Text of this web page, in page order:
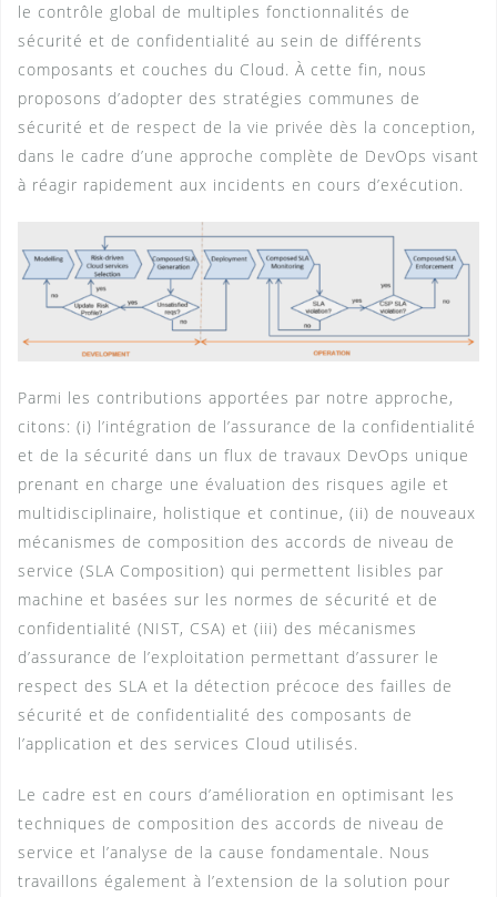
le contrôle global de multiples fonctionnalités de
sécurité et de confidentialité au sein de différents
composants et couches du Cloud. À cette fin, nous
proposons d’adopter des stratégies communes de
sécurité et de respect de la vie privée dès la conception,
dans le cadre d’une approche complète de DevOps visant
à réagir rapidement aux incidents en cours d’exécution.
Parmi les contributions apportées par notre approche,
citons: (i) l’intégration de l’assurance de la confidentialité
et de la sécurité dans un flux de travaux DevOps unique
prenant en charge une évaluation des risques agile et
multidisciplinaire, holistique et continue, (ii) de nouveaux
mécanismes de composition des accords de niveau de
service (SLA Composition) qui permettent lisibles par
machine et basées sur les normes de sécurité et de
confidentialité (NIST, CSA) et (iii) des mécanismes
d’assurance de l’exploitation permettant d’assurer le
respect des SLA et la détection précoce des failles de
sécurité et de confidentialité des composants de
l’application et des services Cloud utilisés.
Le cadre est en cours d’amélioration en optimisant les
techniques de composition des accords de niveau de
service et l’analyse de la cause fondamentale. Nous
travaillons également à l’extension de la solution pour